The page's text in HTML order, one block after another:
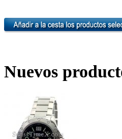
Nuevos